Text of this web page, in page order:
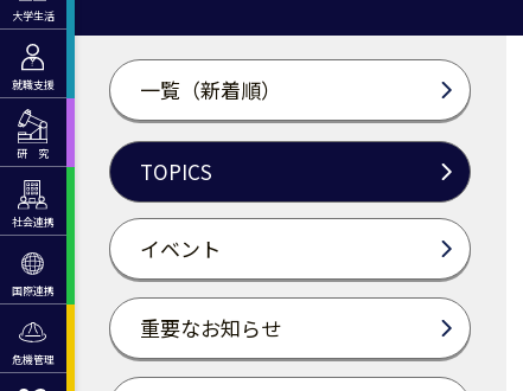
大学生活
就職支援
研 究
社会連携
国際連携
危機管理
一覧（新着順）
TOPICS
イベント
重要なお知らせ